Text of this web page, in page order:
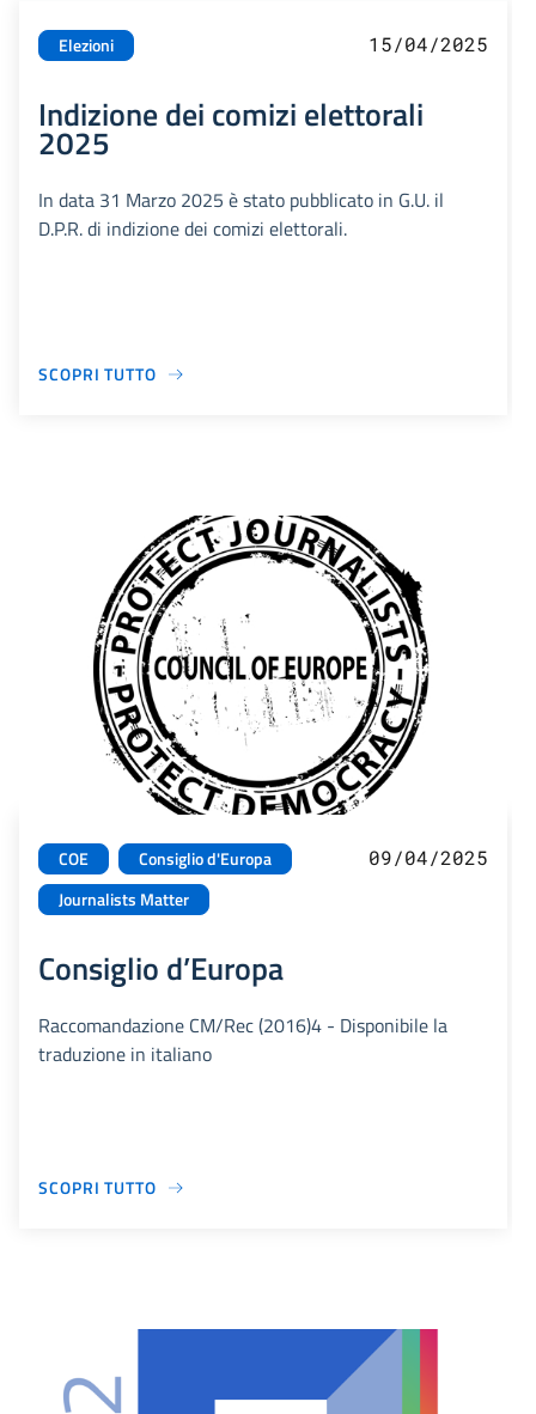
Elezioni 15/04/2025
Indizione dei comizi elettorali
2025
In data 31 Marzo 2025 è stato pubblicato in G.U. il
D.P.R. di indizione dei comizi elettorali.
SCOPRI TUTTO
COE
Consiglio d'Europa
Journalists Matter
09/04/2025
Consiglio d’Europa
Raccomandazione CM/Rec (2016)4 - Disponibile la
traduzione in italiano
SCOPRI TUTTO